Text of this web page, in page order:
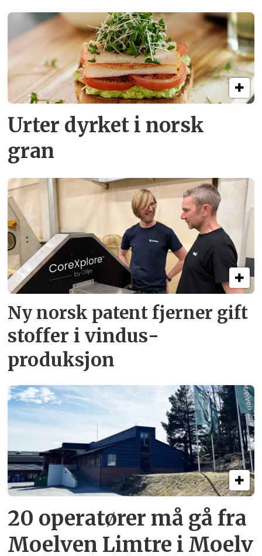
Urter dyrket i norsk
gran
Ny norsk patent fjerner gift­
stoffer i vindus­
produksjon
20 operatører må gå fra
Moelven Limtre i Moelv